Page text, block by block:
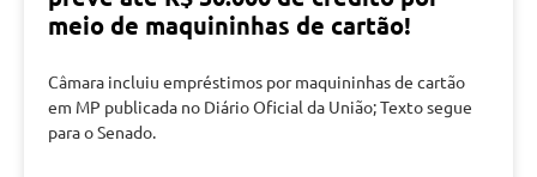
meio de maquininhas de cartão!
Câmara incluiu empréstimos por maquininhas de cartão
em MP publicada no Diário Oficial da União; Texto segue
para o Senado.